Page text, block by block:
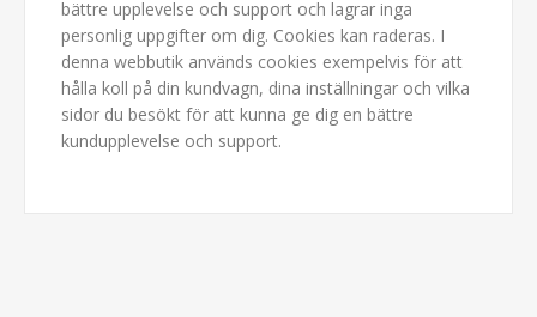
bättre upplevelse och support och lagrar inga
personlig uppgifter om dig. Cookies kan raderas. I
denna webbutik används cookies exempelvis för att
hålla koll på din kundvagn, dina inställningar och vilka
sidor du besökt för att kunna ge dig en bättre
kundupplevelse och support.